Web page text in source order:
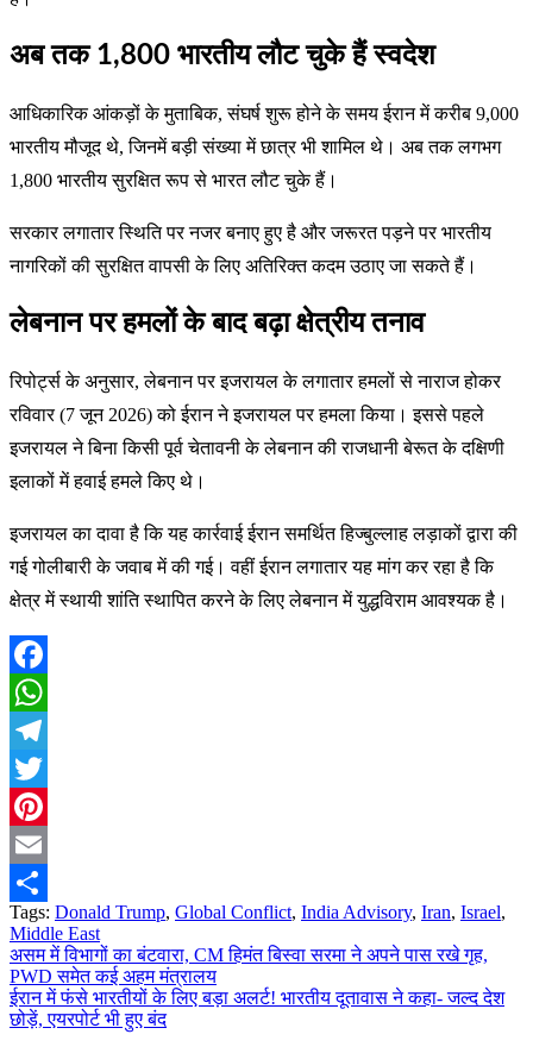
अब तक 1,800 भारतीय लौट चुके हैं स्वदेश
आधिकारिक आंकड़ों के मुताबिक, संघर्ष शुरू होने के समय ईरान में करीब 9,000
भारतीय मौजूद थे, जिनमें बड़ी संख्या में छात्र भी शामिल थे। अब तक लगभग
1,800 भारतीय सुरक्षित रूप से भारत लौट चुके हैं।
सरकार लगातार स्थिति पर नजर बनाए हुए है और जरूरत पड़ने पर भारतीय
नागरिकों की सुरक्षित वापसी के लिए अतिरिक्त कदम उठाए जा सकते हैं।
लेबनान पर हमलों के बाद बढ़ा क्षेत्रीय तनाव
रिपोर्ट्स के अनुसार, लेबनान पर इजरायल के लगातार हमलों से नाराज होकर
रविवार (7 जून 2026) को ईरान ने इजरायल पर हमला किया। इससे पहले
इजरायल ने बिना किसी पूर्व चेतावनी के लेबनान की राजधानी बेरूत के दक्षिणी
इलाकों में हवाई हमले किए थे।
इजरायल का दावा है कि यह कार्रवाई ईरान समर्थित हिज्बुल्लाह लड़ाकों द्वारा की
गई गोलीबारी के जवाब में की गई। वहीं ईरान लगातार यह मांग कर रहा है कि
क्षेत्र में स्थायी शांति स्थापित करने के लिए लेबनान में युद्धविराम आवश्यक है।
Facebook
WhatsApp
Telegram
Twitter
Pinterest
Email
Share
Tags: Donald Trump, Global Conflict, India Advisory, Iran, Israel,
Middle East
Post
navigation
असम में विभागों का बंटवारा, CM हिमंत बिस्वा सरमा ने अपने पास रखे गृह,
PWD समेत कई अहम मंत्रालय
ईरान में फंसे भारतीयों के लिए बड़ा अलर्ट! भारतीय दूतावास ने कहा- जल्द देश
छोड़ें, एयरपोर्ट भी हुए बंद